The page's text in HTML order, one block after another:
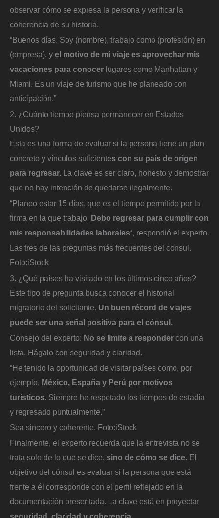
observar cómo se expresa la persona y verificar la
coherencia de su historia.
“Buenos días. Soy (nombre), trabajo como (profesión) en
(empresa), y el motivo de mi viaje es aprovechar mis
vacaciones para conocer lugares como Manhattan y
Miami. Es un viaje de turismo que he planeado con
anticipación.”
2. ¿Cuánto tiempo piensa permanecer en Estados
Unidos?
Esta es una forma de evaluar si la persona tiene un plan
concreto y vínculos suficientes con su país de origen
para regresar. La clave es ser claro, honesto y demostrar
que no hay intención de quedarse ilegalmente.
“Planeo estar 15 días, que es el tiempo permitido por la
firma en la que trabajo. Debo regresar para cumplir con
mis responsabilidades laborales“, respondió el experto.
Las tres de las preguntas más frecuentes del consul.
Foto:iStock
3. ¿Qué países ha visitado en los últimos cinco años?
Este tipo de pregunta busca conocer el historial
migratorio del solicitante. Un buen récord de viajes
puede ser una señal positiva para el cónsul.
Consejo del experto: No se limite a responder con una
lista. Hágalo con seguridad y claridad.
“He tenido la oportunidad de visitar países como, por
ejemplo, México, España y Perú por motivos
turísticos. Siempre he respetado los tiempos de estadía
y regresado puntualmente.”
Sea sincero y coherente. Foto:iStock
Finalmente, el experto recuerda que la entrevista no se
trata solo de lo que se dice, sino de cómo se dice. El
objetivo del cónsul es evaluar si la persona que está
frente a él corresponde con el perfil reflejado en la
documentación presentada. La clave está en proyectar